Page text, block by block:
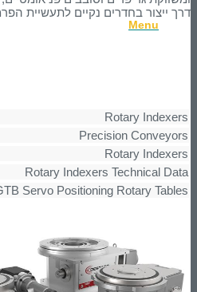
Menu
דרך ייצור בחדרים נקיים לתעשיית
Rotary Indexers
Precision Conveyors
Rotary Indexers
Rotary Indexers Technical Data
Servo Positioning Rotary Tables